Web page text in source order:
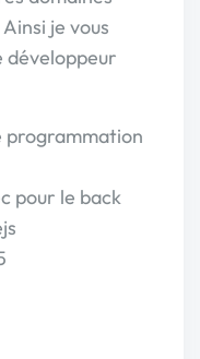
je vous
développeur
programmation
pour le back